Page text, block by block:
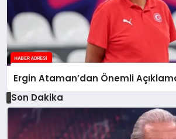
Ergin Ataman’dan Önemli
Son Dakika